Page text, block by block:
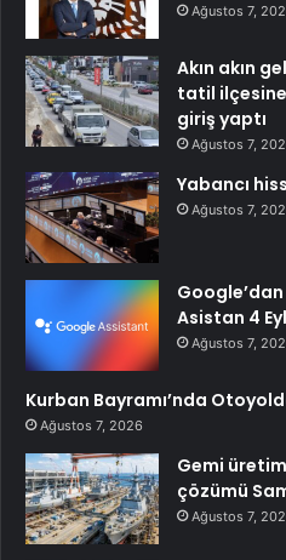
Ağustos 7,
Akın akın
tatil
giriş yaptı
Ağustos 7,
Yabancı
Ağustos 7,
Asistan 4
Ağustos 7,
Kurban Bayramı’nda
Ağustos 7, 2026
Gemi
çözümü
Ağustos 7,